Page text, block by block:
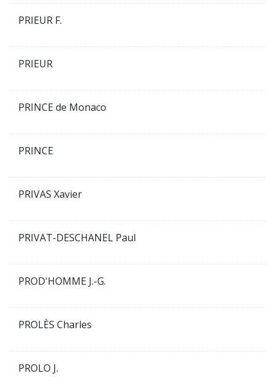
PRIEUR F.
PRIEUR
PRINCE de Monaco
PRINCE
PRIVAS Xavier
PRIVAT-DESCHANEL Paul
PROD'HOMME J.-G.
PROLÈS Charles
PROLO J.